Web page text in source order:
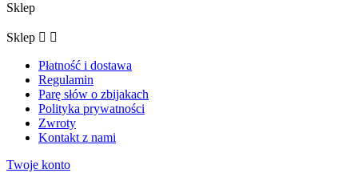
Sklep
Sklep  
Płatność i dostawa
Regulamin
Parę słów o zbijakach
Polityka prywatności
Zwroty
Kontakt z nami
Twoje konto